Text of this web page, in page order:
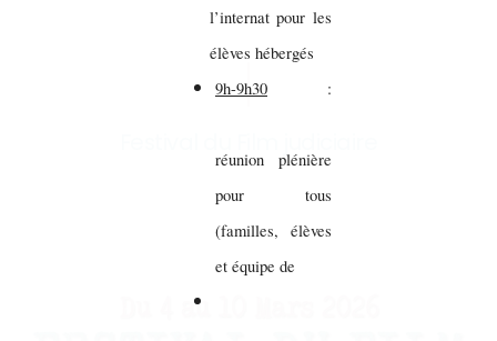
l’internat pour les
élèves hébergés
9h-9h30 :
réunion plénière
pour tous
(familles, élèves
et équipe de